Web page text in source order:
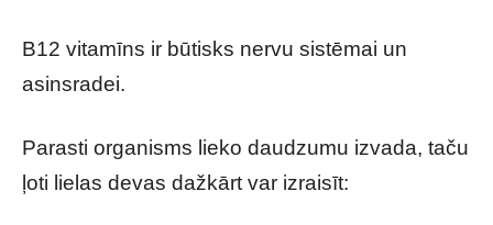
B12 vitamīns ir būtisks nervu sistēmai un
asinsradei.
Parasti organisms lieko daudzumu izvada, taču
ļoti lielas devas dažkārt var izraisīt: